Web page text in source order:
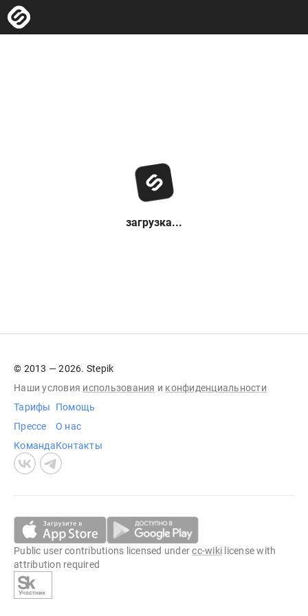
загрузка...
© 2013 — 2026. Stepik
Наши условия использования и конфиденциальности
Тарифы
Прессе
Команда
Помощь
О нас
Контакты
Public user contributions licensed undercc-wiki license with
attribution required